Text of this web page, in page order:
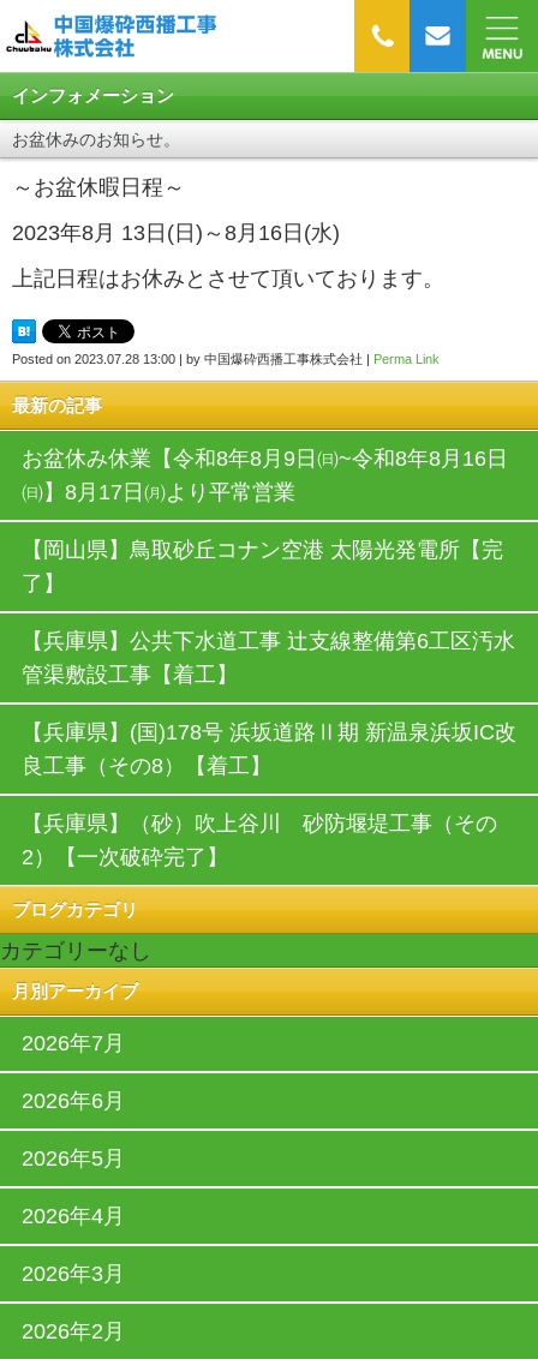
インフォメーション
お盆休みのお知らせ。
～お盆休暇日程～
2023年8月 13日(日)～8月16日(水)
上記日程はお休みとさせて頂いております。
Posted on 2023.07.28 13:00 | by 中国爆砕西播工事株式会社 | Perma Link
最新の記事
お盆休み休業【令和8年8月9日㈰~令和8年8月16日
㈰】8月17日㈪より平常営業
【岡山県】⿃取砂丘コナン空港 太陽光発電所【完
了】
【兵庫県】公共下水道工事 辻支線整備第6工区汚水
管渠敷設工事【着工】
【兵庫県】(国)178号 浜坂道路Ⅱ期 新温泉浜坂IC改
良工事（その8）【着工】
【兵庫県】（砂）吹上谷川 砂防堰堤工事（その
2）【一次破砕完了】
ブログカテゴリ
カテゴリーなし
月別アーカイブ
2026年7月
2026年6月
2026年5月
2026年4月
2026年3月
2026年2月